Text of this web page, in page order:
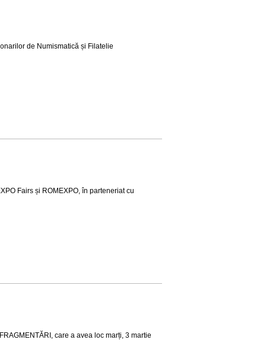
de Numismatică și Filatelie
Fairs și ROMEXPO, în parteneriat cu
care a avea loc marți, 3 martie